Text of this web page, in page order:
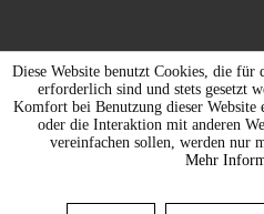
Diese Website benutzt Cookies, die für
erforderlich sind und stets gesetzt
Komfort bei Benutzung dieser
oder die Interaktion mit anderen
vereinfachen sollen, werden nur
Mehr